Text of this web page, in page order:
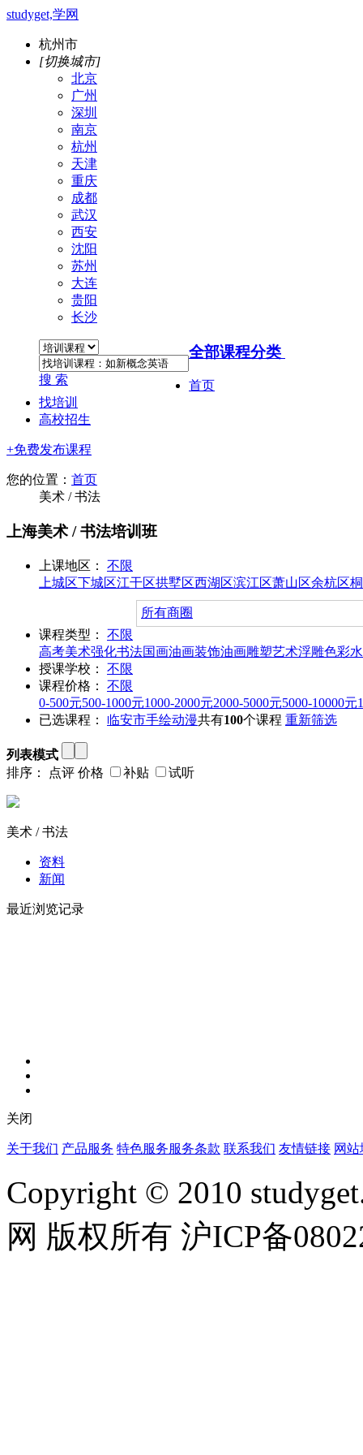
studyget,学网
杭州市
[切换城市]
北京
广州
深圳
南京
杭州
天津
重庆
成都
武汉
西安
沈阳
苏州
大连
贵阳
长沙
搜 索
全部课程分类
首页
找培训
高校招生
+免费发布课程
您的位置： 首页
美术 / 书法
上海美术 / 书法培训班
上课地区：
不限
上城区下城区江干区拱墅区西湖区滨江区萧山区余杭区
所有商圈
课程类型：
不限
高考美术强化书法国画油画装饰油画雕塑艺术浮雕色彩
授课学校：
不限
课程价格：
不限
0-500元500-1000元1000-2000元2000-5000元5000-10000元
已选课程：
临安市手绘动漫共有100个课程 重新筛选
列表模式
排序：
点评 价格 补贴 试听
美术 / 书法
资料
新闻
最近浏览记录
关闭
关于我们 产品服务 特色服务服务条款 联系我们 友情链接 网
Copyright © 2010
网 版权所有 沪ICP备